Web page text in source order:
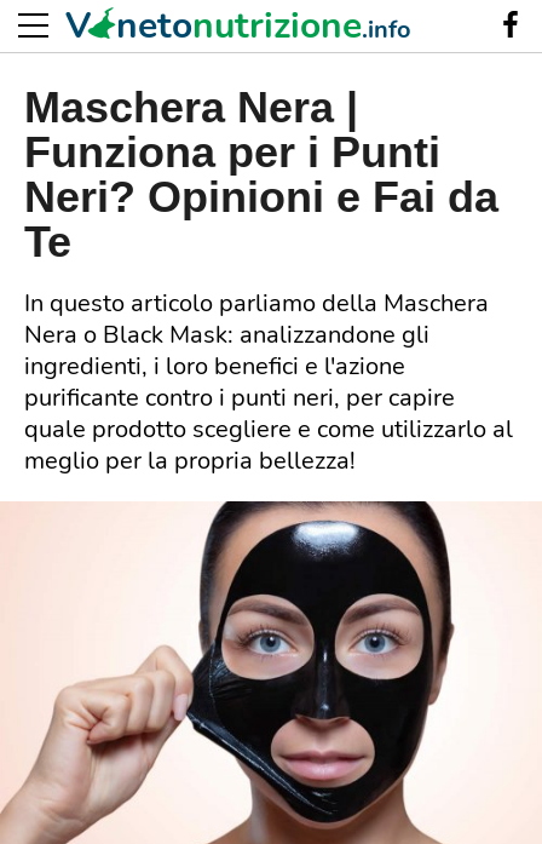
Maschera Nera |
Funziona per i Punti
Neri? Opinioni e Fai da
Te
In questo articolo parliamo della Maschera
Nera o Black Mask: analizzandone gli
ingredienti, i loro benefici e l'azione
purificante contro i punti neri, per capire
quale prodotto scegliere e come utilizzarlo al
meglio per la propria bellezza!
V netonutrizione.info